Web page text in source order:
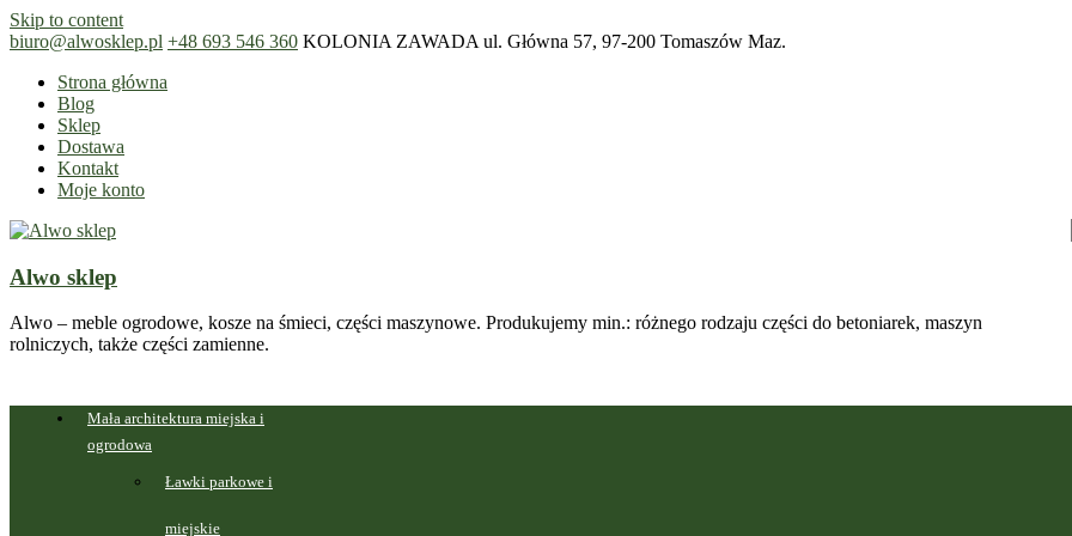
Skip to content
biuro@alwosklep.pl +48 693 546 360 KOLONIA ZAWADA ul. Główna 57, 97-200 Tomaszów Maz.
Strona główna
Blog
Sklep
Dostawa
Kontakt
Moje konto
Alwo sklep
Alwo – meble ogrodowe, kosze na śmieci, części maszynowe. Produkujemy min.: różnego rodzaju części do betoniarek, maszyn
rolniczych, także części zamienne.
Mała architektura miejska i
ogrodowa
Ławki parkowe i
miejskie